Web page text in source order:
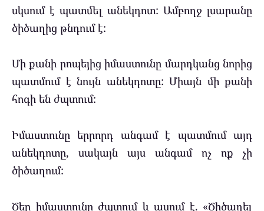
սկսում է պատմել անեկդոտ: Ամբողջ լսարանը
ծիծաղից թնդում է:
Մի քանի րոպեյից իմաստունը մարդկանց նորից
պատմում է նույն անեկդոտը: Միայն մի քանի
հոգի են ժպտում:
Իմաստունը երրորդ անգամ է պատմում այդ
անեկդոտը, սակայն այս անգամ ոչ ոք չի
ծիծաղում:
Ծեր իմաստունը ժպտում և ասում է. «Ծիծաղել